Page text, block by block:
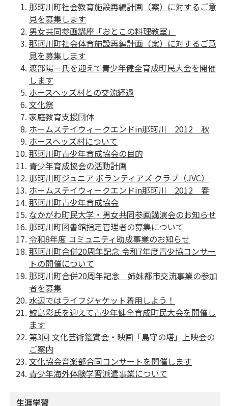
那珂川町社会教育施設再編計画（案）に対するご意
見を募集します
男女共同参画講座「おとこの料理教室」
那珂川町社会体育施設再編計画（案）に対するご意
見を募集します
渡部陽一氏を迎えて青少年健全育成町民大会を開催
します
ホースヘッズ村との交流経過
文化祭
家庭教育支援団体
ホームステイウィークエンドin那珂川 2012 秋
ホースヘッズ村について
那珂川町青少年育成協会の目的
青少年育成協会の活動計画
那珂川町ジュニア ボランティアズ クラブ（JVC）
ホームステイウィークエンドin那珂川 2012 春
那珂川町青少年育成協会
なかがわ町民大学・男女共同参画講演会のお知らせ
那珂川町図書館指定管理者の募集について
令和8年度 コミュニティ助成事業のお知らせ
那珂川町合併20周年記念 令和7年度青少協コンサー
トの開催について
那珂川町合併20周年記念 姉妹都市交流事業の参加
者を募集
水辺ではライフジャケット着用しよう！
鮫島彩氏を迎えて青少年健全育成町民大会を開催し
ます
第3回 文化芸術鑑賞会・映画「島守の塔」上映会の
ご案内
文化協会音楽部合同コンサートを開催します
青少年海外体験学習派遣事業について
生涯学習